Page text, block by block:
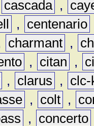
cascada ,
, centenario
charmant ,
, citan ,
, clarus ,
clc-
, colt ,
, concerto